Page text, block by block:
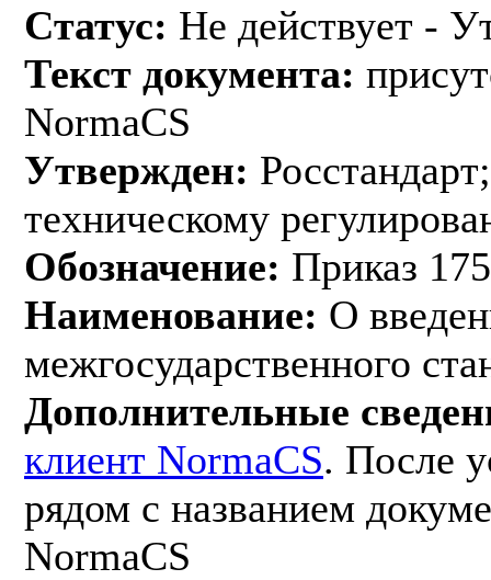
Статус: Не действует -
Текст документа:
NormaCS
Утвержден:
техническому
Обозначение: Приказ
Наименование: О
межгосударственного
Дополнительные
клиент NormaCS. После
рядом с названием
NormaCS